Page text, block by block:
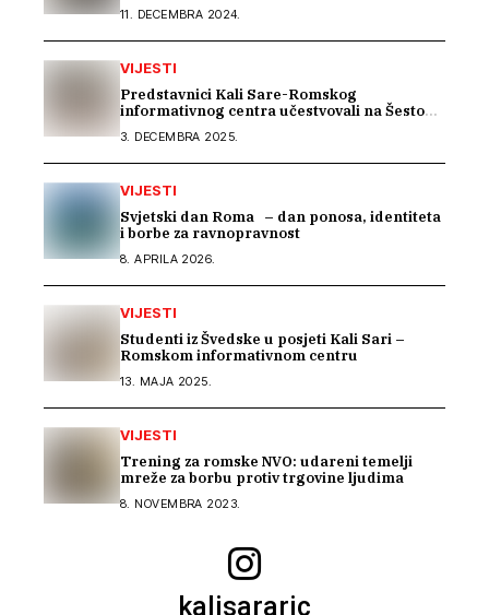
11. DECEMBRA 2024.
VIJESTI
Predstavnici Kali Sare-Romskog
informativnog centra učestvovali na Šestom
3. DECEMBRA 2025.
VIJESTI
Svjetski dan Roma – dan ponosa, identiteta
i borbe za ravnopravnost
8. APRILA 2026.
VIJESTI
Studenti iz Švedske u posjeti Kali Sari –
Romskom informativnom centru
13. MAJA 2025.
VIJESTI
Trening za romske NVO: udareni temelji
mreže za borbu protiv trgovine ljudima
8. NOVEMBRA 2023.
kalisararic